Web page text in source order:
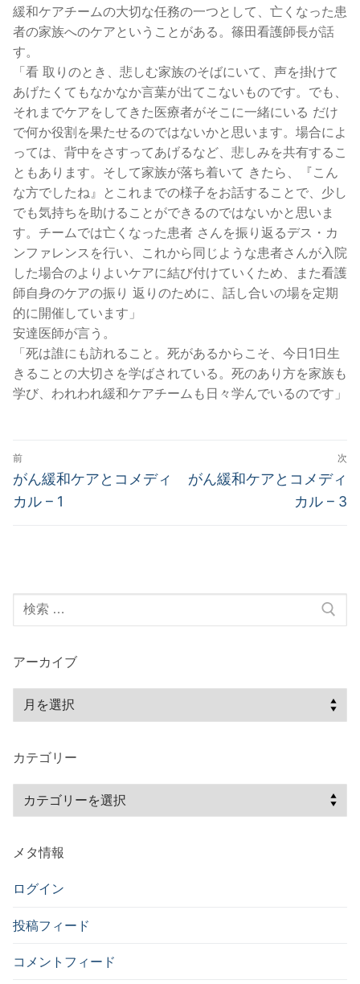
緩和ケアチームの大切な任務の一つとして、亡くなった患
者の家族へのケアということがある。篠田看護師長が話
す。
「看 取りのとき、悲しむ家族のそばにいて、声を掛けて
あげたくてもなかなか言葉が出てこないものです。でも、
それまでケアをしてきた医療者がそこに一緒にいる だけ
で何か役割を果たせるのではないかと思います。場合によ
っては、背中をさすってあげるなど、悲しみを共有するこ
ともあります。そして家族が落ち着いて きたら、『こん
な方でしたね』とこれまでの様子をお話することで、少し
でも気持ちを助けることができるのではないかと思いま
す。チームでは亡くなった患者 さんを振り返るデス・カ
ンファレンスを行い、これから同じような患者さんが入院
した場合のよりよいケアに結び付けていくため、また看護
師自身のケアの振り 返りのために、話し合いの場を定期
的に開催しています」
安達医師が言う。
「死は誰にも訪れること。死があるからこそ、今日1日生
きることの大切さを学ばされている。死のあり方を家族も
学び、われわれ緩和ケアチームも日々学んでいるのです」
投
稿
ナ
シ
ン
前
前
の
がん緩和ケアとコメディ
カル – 1
次
次
がん緩和ケアとコメディ
カル – 3
検
索:
アーカイブ
イ
カテゴリー
リ
メタ情報
ログイン
投稿フィード
コメントフィード